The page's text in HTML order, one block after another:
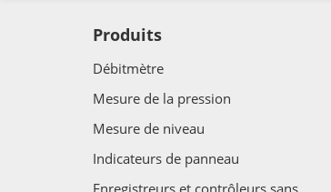
Produits
Débitmètre
Mesure de la pression
Mesure de niveau
Indicateurs de panneau